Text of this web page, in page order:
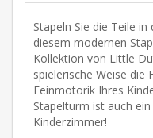
Stapeln Sie die Teile
diesem modernen
Kollektion von Little
spielerische Weise die
Feinmotorik Ihres
Stapelturm ist auch
Kinderzimmer!